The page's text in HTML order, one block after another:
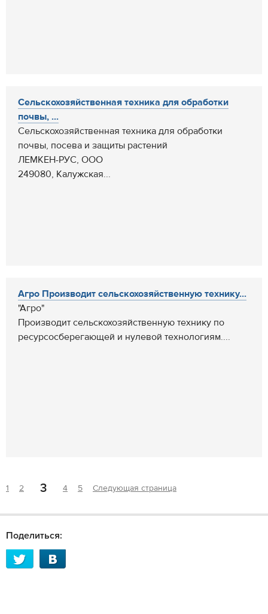
Cельскохозяйственная техника для обработки
почвы, ...
Cельскохозяйственная техника для обработки
почвы, посева и защиты растений
ЛЕМКЕН-РУС, ООО
249080, Калужская...
Агро Производит сельскохозяйственную технику...
"Агро"
Производит сельскохозяйственную технику по
ресурсосберегающей и нулевой технологиям....
1 2 3 4 5 Следующая страница
Поделиться: